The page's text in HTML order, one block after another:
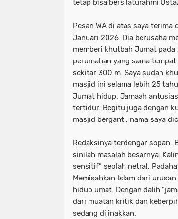
tetap bisa bersilaturahmi
Pesan WA di atas saya terima
Januari 2026. Dia berusaha
memberi khutbah Jumat
perumahan yang sama
sekitar 300 m. Saya sudah
masjid ini selama lebih 25
Jumat hidup. Jamaah
tertidur. Begitu juga dengan
masjid berganti, nama saya
Redaksinya terdengar sopan.
sinilah masalah besarnya.
sensitif” seolah netral.
Memisahkan Islam dari
hidup umat. Dengan dalih
dari muatan kritik dan
sedang dijinakkan.